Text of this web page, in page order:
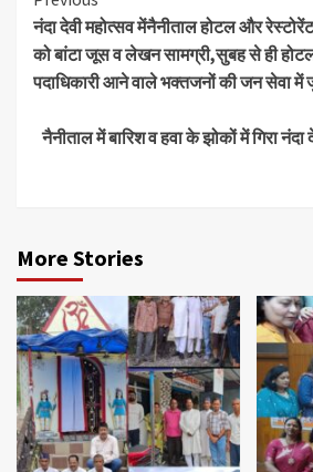
Reading
नंदा देवी महोत्सव मेंनैनीताल होटल और
को बांटा जूस व लेखन सामग्री,सुबह से ही
पदाधिकारी आने वाले भक्तजनों की जन सेवा में
नैनीताल में बारिश व हवा के झोकों में गिरा
More Stories